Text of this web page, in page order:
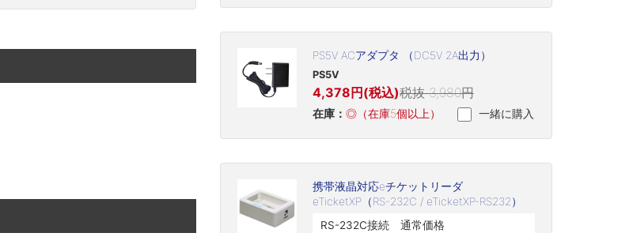
PS5V ACアダプタ （DC5V 2A出力）
PS5V
4,378円(税込)税抜 3,980円
在庫： ◎（在庫5個以上） 一緒に購入
携帯液晶対応eチケットリーダ
eTicketXP（RS-232C / eTicketXP-RS232）
RS-232C接続 通常価格